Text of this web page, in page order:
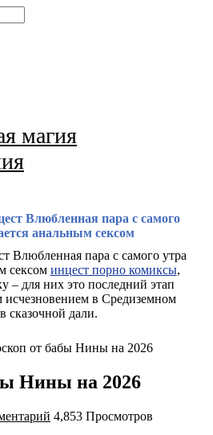
магия
Влюбленная пара с самого
анальным сексом
Влюбленная пара с самого утра
сексом инцест порно комиксы,
– для них это последний этап
в Средиземном
сказочной дали.
от бабы Нины на 2026
Нины на 2026
4,853 Просмотров